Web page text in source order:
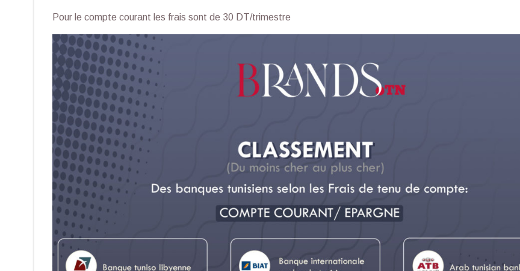
Pour le compte courant les frais sont de 30 DT/trimestre